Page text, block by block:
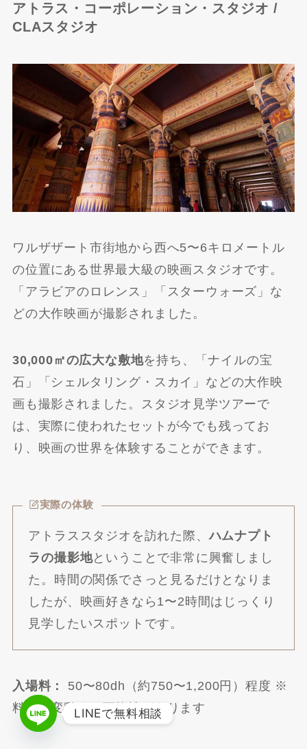
アトラス・コーポレーション・スタジオ /
CLAスタジオ
ワルザザート市街地から西へ5〜6キロメートル
の位置にある世界最大級の映画スタジオです。
「アラビアのロレンス」「スターウォーズ」な
どの大作映画が撮影されました。
30,000㎡の広大な敷地を持ち、「ナイルの宝
石」「シェルタリング・スカイ」などの大作映
画も撮影されました。スタジオ見学ツアーで
は、実際に使われたセットが今でも残ってお
り、映画の世界を体験することができます。
実際の体験
アトラススタジオを訪れた際、ハムナプト
ラの撮影地ということで非常に興奮しまし
た。時間の関係でさっと見るだけとなりま
したが、映画好きなら1〜2時間はじっくり
見学したいスポットです。
入場料：
50〜80dh（約750〜1,200円）程度 ※
料金は変動する可能性があります
LINEで無料相談